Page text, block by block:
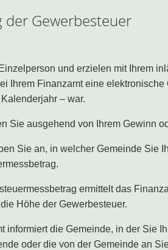
der Gewerbesteuer
und erzielen mit Ihrem
Ihrem Finanzamt eine
– war.
Sie ausgehend von Ihrem Gewinn
Sie an, in welcher Gemeinde Sie
ermittelt das
Höhe der Gewerbesteuer.
informiert die Gemeinde, in der Sie
oder die von der Gemeinde an